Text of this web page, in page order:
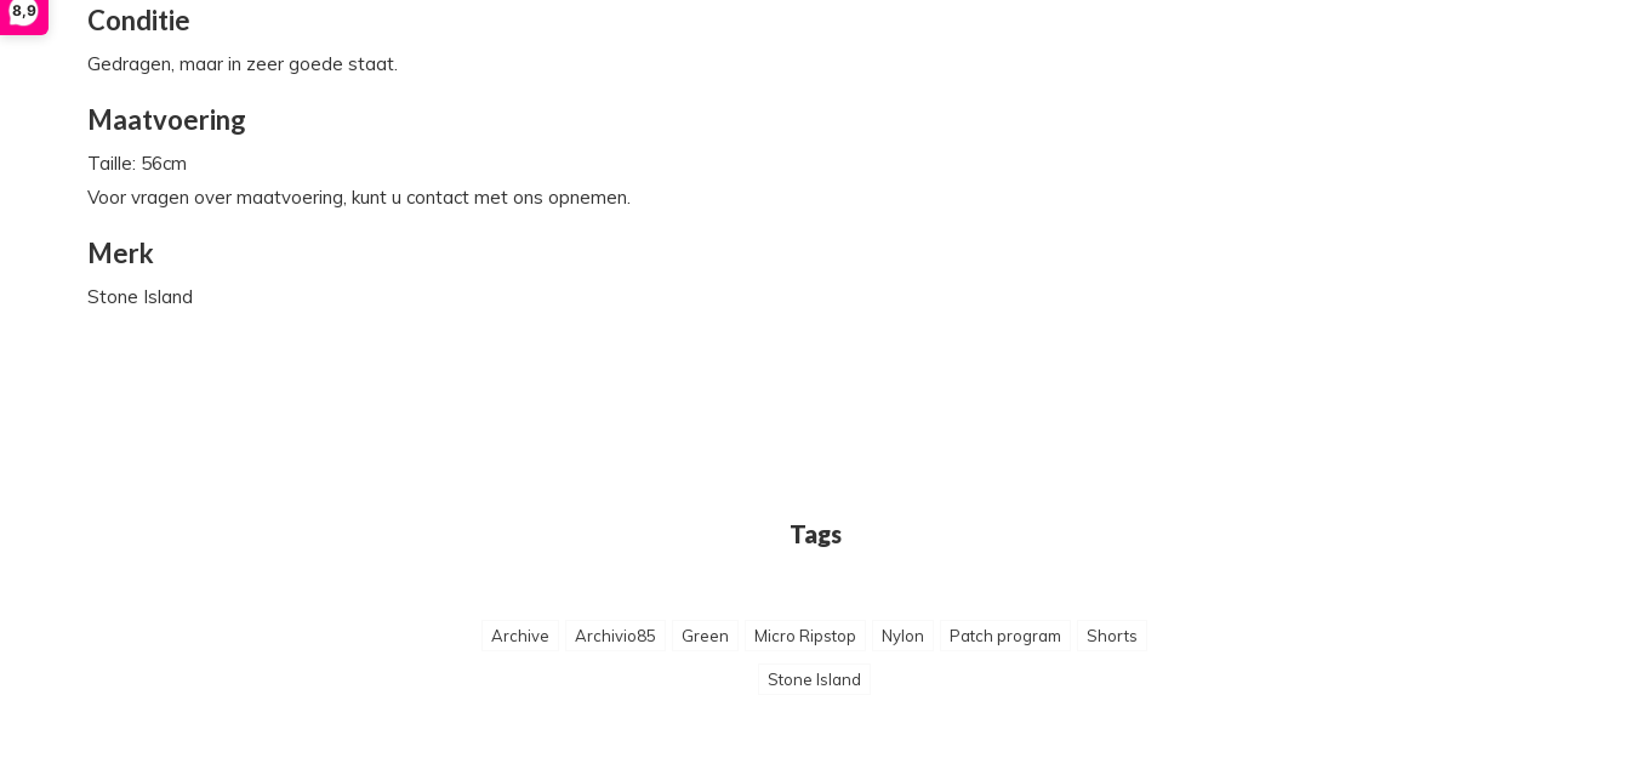
8,9 Conditie
Gedragen, maar in zeer goede staat.
Maatvoering
Taille: 56cm
Voor vragen over maatvoering, kunt u contact met ons opnemen.
Merk
Stone Island
Tags
Archive Archivio85 Green Micro Ripstop Nylon Patch program Shorts
Stone Island